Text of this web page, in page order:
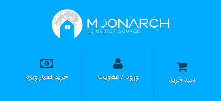
سبد خرید ورود / عضویت خرید اعتبار ویژه